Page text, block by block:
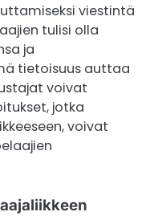
viestintä
tulisi olla
ja
tietoisuus auttaa
voivat
jotka
voivat